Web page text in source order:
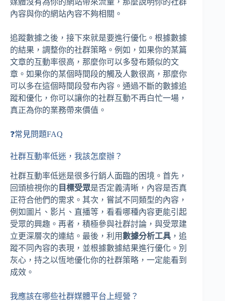
媒體沒有為你的網站帶來流量，那麼說明你的社群
內容與你的網站內容不夠相關。
追蹤數據之後，接下來就是要進行優化。根據數據
的結果，調整你的社群策略。例如，如果你的某篇
文章的互動率很高，那麼你可以多發布類似的文
章。如果你的某個時間段的觸及人數很高，那麼你
可以多在這個時間段發布內容。通過不斷的數據追
蹤和優化，你可以讓你的社群互動不再白忙一場，
真正為你的業務帶來價值。
❓常見問題FAQ
社群互動率低迷，我該怎麼辦？
社群互動率低迷是很多行銷人面臨的困境。首先，
回頭檢視你的 目標受眾是否定義清晰，內容是否真
正符合他們的需求。其次，嘗試不同類型的內容，
例如圖片、影片、直播等，看看哪種內容更能引起
受眾的興趣。再者，積極參與社群討論，與受眾建
立更深層次的連結。最後，利用數據分析工具 ，追
蹤不同內容的表現，並根據數據結果進行優化。別
灰心，持之以恆地優化你的社群策略，一定能看到
成效。
我應該在哪些社群媒體平台上經營？